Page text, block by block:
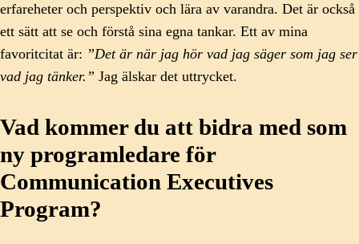
erfareheter och perspektiv och lära av varandra. Det är också
ett sätt att se och förstå sina egna tankar. Ett av mina
favoritcitat är: ”Det är när jag hör vad jag säger som jag ser
vad jag tänker.” Jag älskar det uttrycket.
Vad kommer du att bidra med som
ny programledare för
Communication Executives
Program?